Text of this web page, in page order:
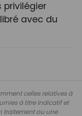
avec du
celles relatives à
à titre indicatif et
traitement ou une